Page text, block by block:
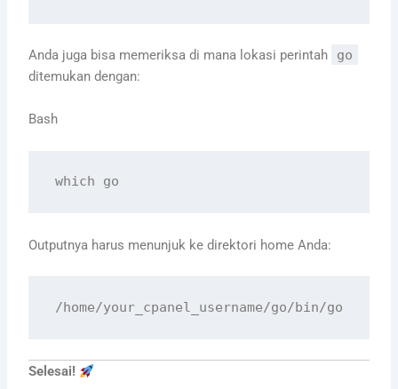
Anda juga bisa memeriksa di mana lokasi perintah go
ditemukan dengan:
Bash
which
Outputnya harus menunjuk ke direktori home Anda:
Selesai!